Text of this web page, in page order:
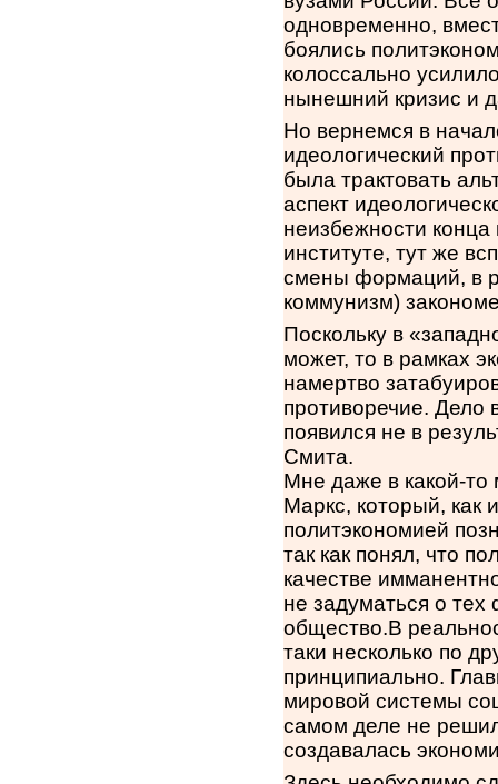
одновременно,
боялись
колоссально
нынешний кризис и
Но вернемся в
идеологический
была трактовать
аспект
неизбежности
институте, тут же
смены формаций, в
коммунизм)
Поскольку в
может, то в рамках
намертво
противоречие. Дело
появился не в
Смита.
Мне даже в какой-
Маркс, который, как
политэкономией
так как понял, что
качестве
не задуматься о тех
общество.В
таки несколько по
принципиально.
мировой системы
самом деле не
создавалась